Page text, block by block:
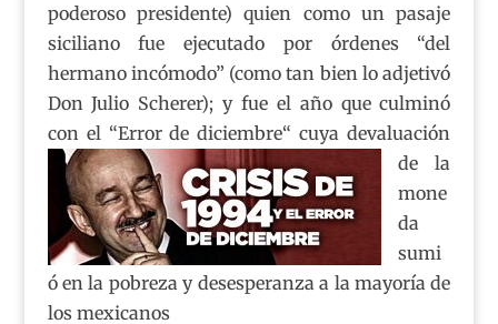
poderoso presidente) quien como un pasaje
siciliano fue ejecutado por órdenes “del
hermano incómodo” (como tan bien lo adjetivó
Don Julio Scherer); y fue el año que culminó
con el “Error de diciembre“cuya devaluación
de la
mone
da
sumi
ó en la pobreza y desesperanza a la mayoría de
los mexicanos